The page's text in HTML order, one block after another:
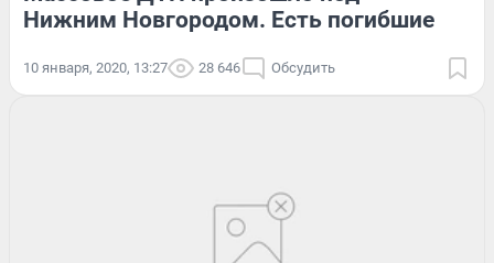
Нижним Новгородом. Есть погибшие
10 января, 2020, 13:27 28 646 Обсудить